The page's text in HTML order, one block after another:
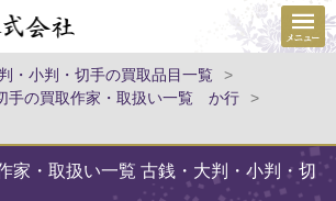
・小判・切手の買取品目一覧
>
手の買取作家・取扱い一覧 か行
>
家・取扱い一覧 古銭・大判・小判・切